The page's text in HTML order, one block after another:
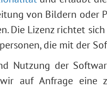
von Bildern oder
Die Lizenz richtet
die mit der
Nutzung der
auf Anfrage eine